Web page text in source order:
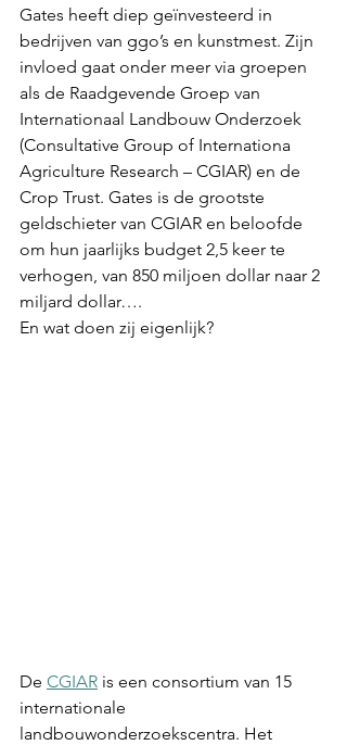
Gates heeft diep geïnvesteerd in
bedrijven van ggo’s en kunstmest. Zijn
invloed gaat onder meer via groepen
als de Raadgevende Groep van
Internationaal Landbouw Onderzoek
(Consultative Group of Internationa
Agriculture Research – CGIAR) en de
Crop Trust. Gates is de grootste
geldschieter van CGIAR en beloofde
om hun jaarlijks budget 2,5 keer te
verhogen, van 850 miljoen dollar naar 2
miljard dollar….
En wat doen zij eigenlijk?
De CGIAR is een consortium van 15
internationale
landbouwonderzoekscentra. Het